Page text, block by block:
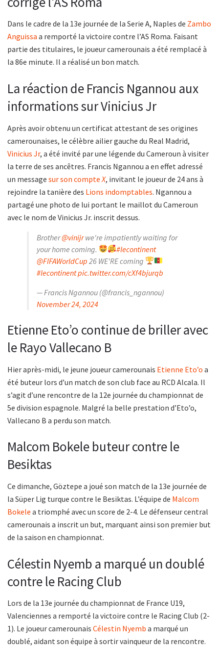
Dans le cadre de la 13e journée de la Serie A, Naples de Zambo
Anguissa a remporté la victoire contre l’AS Roma. Faisant
partie des titulaires, le joueur camerounais a été remplacé à
la 86e minute. Il a réalisé un bon match.
La réaction de Francis Ngannou aux
informations sur Vinicius Jr
Après avoir obtenu un certificat attestant de ses origines
camerounaises, le célèbre ailier gauche du Real Madrid,
Vinicius Jr, a été invité par une légende du Cameroun à visiter
la terre de ses ancêtres. Francis Ngannou a en effet adressé
un message sur son compte X, invitant le joueur de 24 ans à
rejoindre la tanière des Lions indomptables. Ngannou a
partagé une photo de lui portant le maillot du Cameroun
avec le nom de Vinicius Jr. inscrit dessus.
Brother@vinijrwe're impatiently waiting for
your home coming.
#lecontinent
@FIFAWorldCup 26 WE'RE coming
#lecontinentpic.twitter.com/cXf4bjurqb
— Francis Ngannou (@francis_ngannou)
November 24, 2024
Etienne Eto’o continue de briller avec
le Rayo Vallecano B
Hier après-midi, le jeune joueur camerounais Etienne Eto’o a
été buteur lors d’un match de son club face au RCD Alcala. Il
s’agit d’une rencontre de la 12e journée du championnat de
5e division espagnole. Malgré la belle prestation d’Eto’o,
Vallecano B a perdu son match.
Malcom Bokele buteur contre le
Besiktas
Ce dimanche, Göztepe a joué son match de la 13e journée de
la Süper Lig turque contre le Besiktas. L’équipe de Malcom
Bokele a triomphé avec un score de 2-4. Le défenseur central
camerounais a inscrit un but, marquant ainsi son premier but
de la saison en championnat.
Célestin Nyemb a marqué un doublé
contre le Racing Club
Lors de la 13e journée du championnat de France U19,
Valenciennes a remporté la victoire contre le Racing Club (2-
1). Le joueur camerounais Célestin Nyemb a marqué un
doublé, aidant son équipe à sortir vainqueur de la rencontre.